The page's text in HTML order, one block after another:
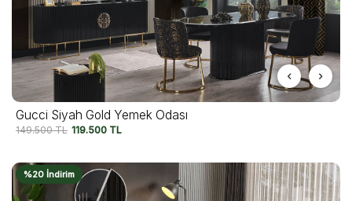
Gucci Siyah Gold Yemek Odası
149.500TL 119.500 TL
%20 İndirim